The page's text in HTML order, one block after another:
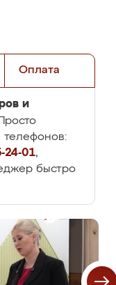
Оплата
и
телефонов:
24-01,
быстро